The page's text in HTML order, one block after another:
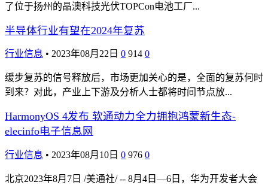
了位于扬州的晶澳科技光伏TOPCon电池工厂...
半导体行业有望在2024年复苏
行业信息 • 2023年08月22日 0 914 0
缓步复苏的信号释放后，市场更加关心的是，全面的复苏何时
到来？对此，产业上下游及分析人士都将时间节点放...
HarmonyOS 4发布 软通动力全力拥抱鸿蒙新生态-
elecinfo电子信息网
行业信息 • 2023年08月10日 0 976 0
北京2023年8月7日 /美通社/ -- 8月4日—6日，华为开发者大会